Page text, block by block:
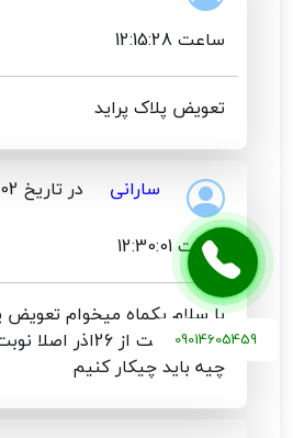
ساعت 12:15:28
تعویض پلاک پراید
سارانی
در تاریخ 1404/10/02
ساعت 12:30:01
با سلام یکماه میخوام تعویض
نوبت نیست از
چیه باید چیکار کنیم
09014605459